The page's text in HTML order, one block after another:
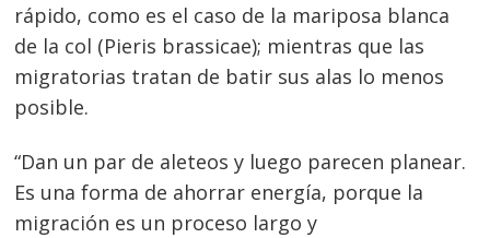
rápido, como es el caso de la mariposa blanca
de la col (Pieris brassicae); mientras que las
migratorias tratan de batir sus alas lo menos
posible.
“Dan un par de aleteos y luego parecen planear.
Es una forma de ahorrar energía, porque la
migración es un proceso largo y